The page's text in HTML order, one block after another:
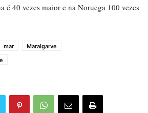
é 40 vezes maior e na Noruega 100 vezes
mar
Maralgarve